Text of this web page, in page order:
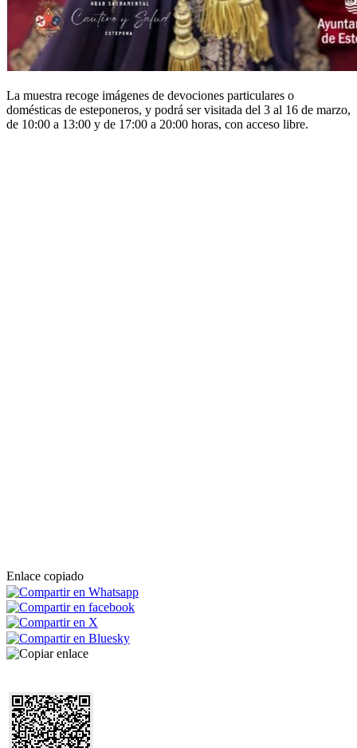
La muestra recoge imágenes de devociones particulares o
domésticas de esteponeros, y podrá ser visitada del 3 al 16 de marzo,
de 10:00 a 13:00 y de 17:00 a 20:00 horas, con acceso libre.
Enlace copiado